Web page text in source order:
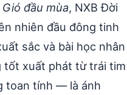
Gió đầu mùa, NXB Đời
nhiên đầu đông tinh
sắc và bài học nhân
tốt xuất phát từ trái tim
toan tính — là ánh